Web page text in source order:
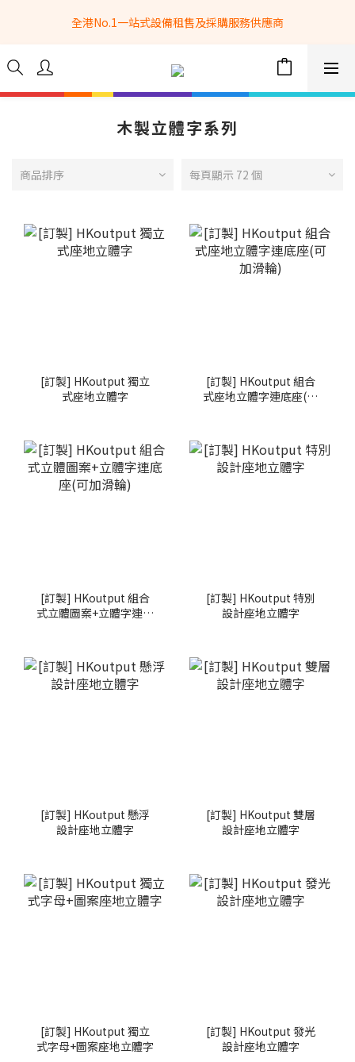
全港No.1一站式設備租售及採購服務供應商
全港No.1一站式設備租售及採購服務供應商
選購現貨產品全單滿$3500自家專送免運費 (只限網站落單, 不適用
於急單, 訂制產品, 屏風, 籠車, 舞台等)
info@hkbasket.com
木製立體字系列
商品排序 每頁顯示 72 個
[訂製] HKoutput 獨立
式座地立體字
[訂製] HKoutput 組合
式座地立體字連底座(可
[訂製] HKoutput 組合
式立體圖案+立體字連底
[訂製] HKoutput 特別
設計座地立體字
[訂製] HKoutput 懸浮
設計座地立體字
[訂製] HKoutput 雙層
設計座地立體字
[訂製] HKoutput 獨立
式字母+圖案座地立體字
[訂製] HKoutput 發光
設計座地立體字